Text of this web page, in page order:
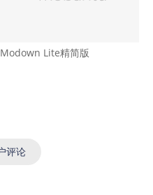
Modown Lite精简版
评论